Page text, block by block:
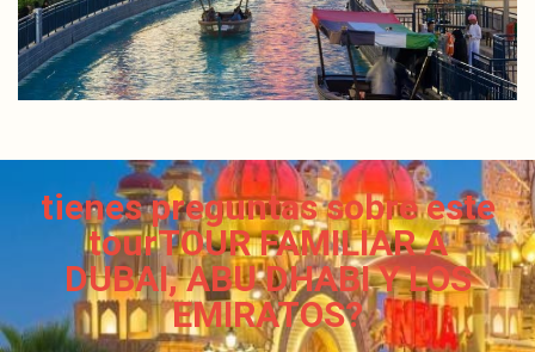
tienes preguntas sobre este
tourTOUR FAMILIAR A
DUBAI, ABU DHABI Y LOS
EMIRATOS?